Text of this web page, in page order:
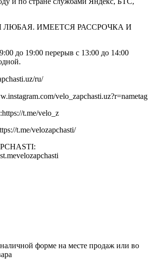
ИМЕЕТСЯ РАССРОЧКА И
до 19:00 перерыв с 13:00 до 14:00
ru/
velo_zapchasti.uz?r=nametag
t.me/velo_z
t.me/velozapchasti/
форме на месте продаж или во